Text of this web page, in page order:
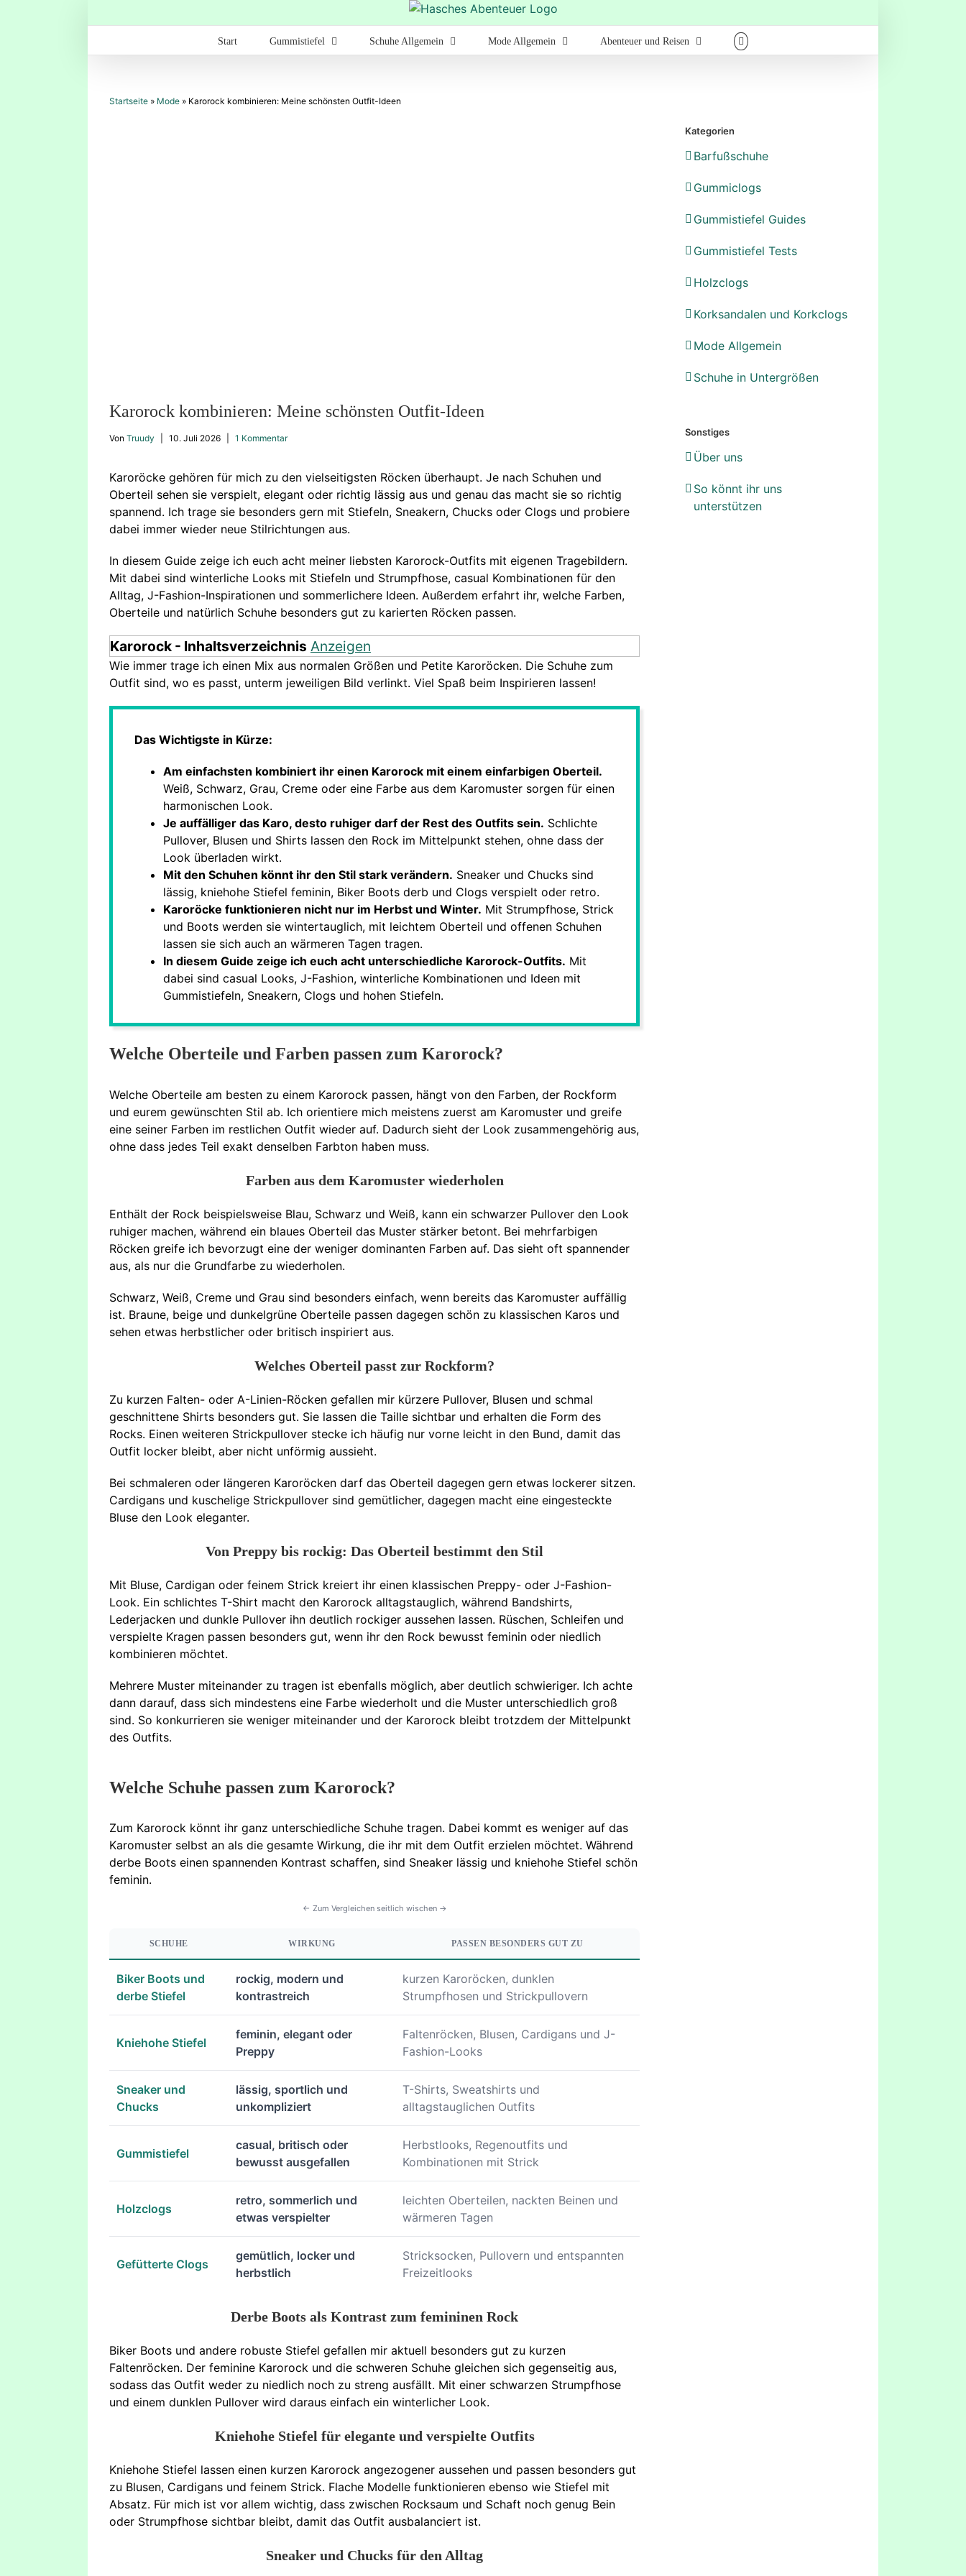
Start Gummistiefel Schuhe Allgemein Mode Allgemein Abenteuer und Reisen
Startseite » Mode » Karorock kombinieren: Meine schönsten Outfit-Ideen
Karorock kombinieren: Meine schönsten Outfit-Ideen
Von Truudy 10. Juli 2026 1 Kommentar
Karoröcke gehören für mich zu den vielseitigsten Röcken überhaupt. Je nach Schuhen und
Oberteil sehen sie verspielt, elegant oder richtig lässig aus und genau das macht sie so richtig
spannend. Ich trage sie besonders gern mit Stiefeln, Sneakern, Chucks oder Clogs und probiere
dabei immer wieder neue Stilrichtungen aus.
In diesem Guide zeige ich euch acht meiner liebsten Karorock-Outfits mit eigenen Tragebildern.
Mit dabei sind winterliche Looks mit Stiefeln und Strumpfhose, casual Kombinationen für den
Alltag, J-Fashion-Inspirationen und sommerlichere Ideen. Außerdem erfahrt ihr, welche Farben,
Oberteile und natürlich Schuhe besonders gut zu karierten Röcken passen.
Karorock - Inhaltsverzeichnis Anzeigen
Wie immer trage ich einen Mix aus normalen Größen und Petite Karoröcken. Die Schuhe zum
Outfit sind, wo es passt, unterm jeweiligen Bild verlinkt. Viel Spaß beim Inspirieren lassen!
Das Wichtigste in Kürze:
Am einfachsten kombiniert ihr einen Karorock mit einem einfarbigen Oberteil.
Weiß, Schwarz, Grau, Creme oder eine Farbe aus dem Karomuster sorgen für einen
harmonischen Look.
Je auffälliger das Karo, desto ruhiger darf der Rest des Outfits sein. Schlichte
Pullover, Blusen und Shirts lassen den Rock im Mittelpunkt stehen, ohne dass der
Look überladen wirkt.
Mit den Schuhen könnt ihr den Stil stark verändern. Sneaker und Chucks sind
lässig, kniehohe Stiefel feminin, Biker Boots derb und Clogs verspielt oder retro.
Karoröcke funktionieren nicht nur im Herbst und Winter. Mit Strumpfhose, Strick
und Boots werden sie wintertauglich, mit leichtem Oberteil und offenen Schuhen
lassen sie sich auch an wärmeren Tagen tragen.
In diesem Guide zeige ich euch acht unterschiedliche Karorock-Outfits. Mit
dabei sind casual Looks, J-Fashion, winterliche Kombinationen und Ideen mit
Gummistiefeln, Sneakern, Clogs und hohen Stiefeln.
Welche Oberteile und Farben passen zum Karorock?
Welche Oberteile am besten zu einem Karorock passen, hängt von den Farben, der Rockform
und eurem gewünschten Stil ab. Ich orientiere mich meistens zuerst am Karomuster und greife
eine seiner Farben im restlichen Outfit wieder auf. Dadurch sieht der Look zusammengehörig aus,
ohne dass jedes Teil exakt denselben Farbton haben muss.
Farben aus dem Karomuster wiederholen
Enthält der Rock beispielsweise Blau, Schwarz und Weiß, kann ein schwarzer Pullover den Look
ruhiger machen, während ein blaues Oberteil das Muster stärker betont. Bei mehrfarbigen
Röcken greife ich bevorzugt eine der weniger dominanten Farben auf. Das sieht oft spannender
aus, als nur die Grundfarbe zu wiederholen.
Schwarz, Weiß, Creme und Grau sind besonders einfach, wenn bereits das Karomuster auffällig
ist. Braune, beige und dunkelgrüne Oberteile passen dagegen schön zu klassischen Karos und
sehen etwas herbstlicher oder britisch inspiriert aus.
Welches Oberteil passt zur Rockform?
Zu kurzen Falten- oder A-Linien-Röcken gefallen mir kürzere Pullover, Blusen und schmal
geschnittene Shirts besonders gut. Sie lassen die Taille sichtbar und erhalten die Form des
Rocks. Einen weiteren Strickpullover stecke ich häufig nur vorne leicht in den Bund, damit das
Outfit locker bleibt, aber nicht unförmig aussieht.
Bei schmaleren oder längeren Karoröcken darf das Oberteil dagegen gern etwas lockerer sitzen.
Cardigans und kuschelige Strickpullover sind gemütlicher, dagegen macht eine eingesteckte
Bluse den Look eleganter.
Von Preppy bis rockig: Das Oberteil bestimmt den Stil
Mit Bluse, Cardigan oder feinem Strick kreiert ihr einen klassischen Preppy- oder J-Fashion-
Look. Ein schlichtes T-Shirt macht den Karorock alltagstauglich, während Bandshirts,
Lederjacken und dunkle Pullover ihn deutlich rockiger aussehen lassen. Rüschen, Schleifen und
verspielte Kragen passen besonders gut, wenn ihr den Rock bewusst feminin oder niedlich
kombinieren möchtet.
Mehrere Muster miteinander zu tragen ist ebenfalls möglich, aber deutlich schwieriger. Ich achte
dann darauf, dass sich mindestens eine Farbe wiederholt und die Muster unterschiedlich groß
sind. So konkurrieren sie weniger miteinander und der Karorock bleibt trotzdem der Mittelpunkt
des Outfits.
Welche Schuhe passen zum Karorock?
Zum Karorock könnt ihr ganz unterschiedliche Schuhe tragen. Dabei kommt es weniger auf das
Karomuster selbst an als die gesamte Wirkung, die ihr mit dem Outfit erzielen möchtet. Während
derbe Boots einen spannenden Kontrast schaffen, sind Sneaker lässig und kniehohe Stiefel schön
feminin.
← Zum Vergleichen seitlich wischen →
SCHUHE WIRKUNG PASSEN BESONDERS GUT ZU
Biker Boots und
derbe Stiefel
rockig, modern und
kontrastreich
kurzen Karoröcken, dunklen
Strumpfhosen und Strickpullovern
Kniehohe Stiefel
feminin, elegant oder
Preppy
Faltenröcken, Blusen, Cardigans und J-
Fashion-Looks
Sneaker und
Chucks
lässig, sportlich und
unkompliziert
T-Shirts, Sweatshirts und
alltagstauglichen Outfits
Gummistiefel
casual, britisch oder
bewusst ausgefallen
Herbstlooks, Regenoutfits und
Kombinationen mit Strick
Holzclogs
retro, sommerlich und
etwas verspielter
leichten Oberteilen, nackten Beinen und
wärmeren Tagen
Gefütterte Clogs
gemütlich, locker und
herbstlich
Stricksocken, Pullovern und entspannten
Freizeitlooks
Derbe Boots als Kontrast zum femininen Rock
Biker Boots und andere robuste Stiefel gefallen mir aktuell besonders gut zu kurzen
Faltenröcken. Der feminine Karorock und die schweren Schuhe gleichen sich gegenseitig aus,
sodass das Outfit weder zu niedlich noch zu streng ausfällt. Mit einer schwarzen Strumpfhose
und einem dunklen Pullover wird daraus einfach ein winterlicher Look.
Kniehohe Stiefel für elegante und verspielte Outfits
Kniehohe Stiefel lassen einen kurzen Karorock angezogener aussehen und passen besonders gut
zu Blusen, Cardigans und feinem Strick. Flache Modelle funktionieren ebenso wie Stiefel mit
Absatz. Für mich ist vor allem wichtig, dass zwischen Rocksaum und Schaft noch genug Bein
oder Strumpfhose sichtbar bleibt, damit das Outfit ausbalanciert ist.
Sneaker und Chucks für den Alltag
Kategorien
Barfußschuhe
Gummiclogs
Gummistiefel Guides
Gummistiefel Tests
Holzclogs
Korksandalen und Korkclogs
Mode Allgemein
Schuhe in Untergrößen
Sonstiges
Über uns
So könnt ihr uns
unterstützen